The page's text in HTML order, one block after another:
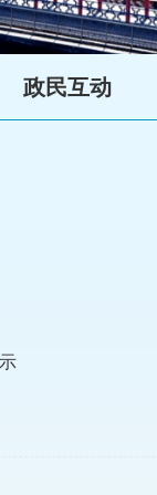
政民互动